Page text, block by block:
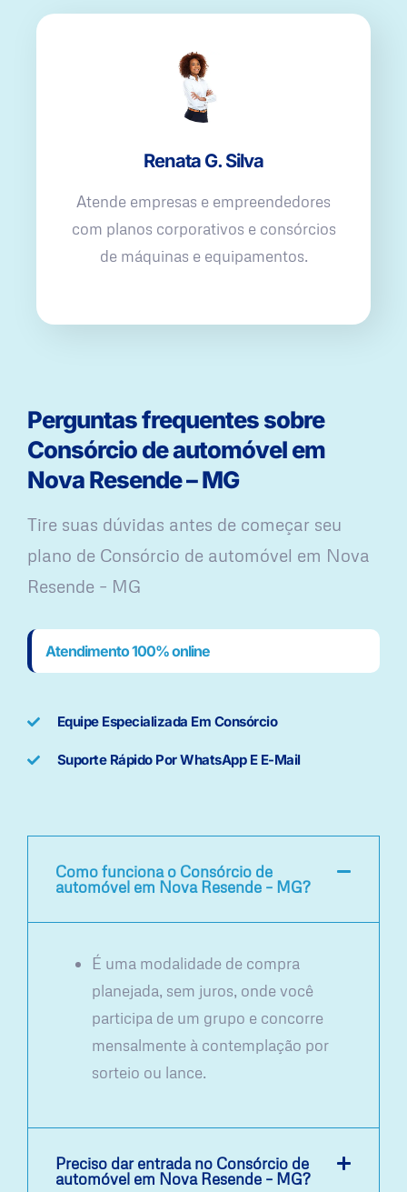
Renata G. Silva
Atende empresas e empreendedores
com planos corporativos e consórcios
de máquinas e equipamentos.
Perguntas frequentes sobre
Consórcio de automóvel em
Nova Resende – MG
Tire suas dúvidas antes de começar seu
plano ​de Consórcio de automóvel em Nova
Resende – MG
Atendimento 100% online
Equipe Especializada Em Consórcio
Suporte Rápido Por WhatsApp E E-Mail
Como funciona o Consórcio de
automóvel em Nova Resende – MG?
É uma modalidade de compra
planejada, sem juros, onde você
participa de um grupo e concorre
mensalmente à contemplação por
sorteio ou lance.
Preciso dar entrada no Consórcio de
automóvel em Nova Resende – MG?